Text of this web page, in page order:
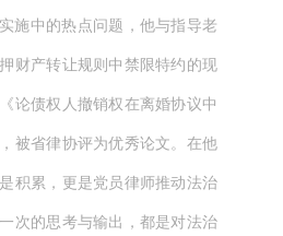
施中的热点问题，他与指导老
财产转让规则中禁限特约的现
论债权人撤销权在离婚协议中
被省律协评为优秀论文。在他
积累，更是党员律师推动法治
次的思考与输出，都是对法治